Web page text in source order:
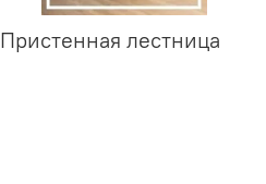
Пристенная лестница